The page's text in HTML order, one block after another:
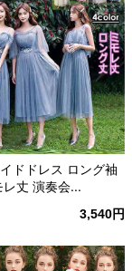
ドドレス ロング袖
丈 演奏会...
3,540円